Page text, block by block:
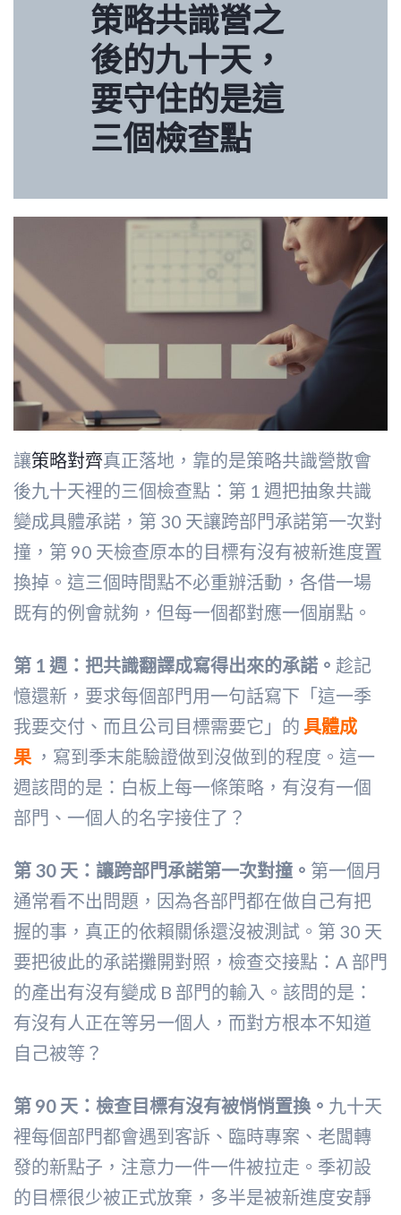
策略共識營之
後的九十天，
要守住的是這
三個檢查點
讓策略對齊真正落地，靠的是策略共識營散會
後九十天裡的三個檢查點：第 1 週把抽象共識
變成具體承諾，第 30 天讓跨部門承諾第一次對
撞，第 90 天檢查原本的目標有沒有被新進度置
換掉。這三個時間點不必重辦活動，各借一場
既有的例會就夠，但每一個都對應一個崩點。
第 1 週：把共識翻譯成寫得出來的承諾。 趁記
憶還新，要求每個部門用一句話寫下「這一季
我要交付、而且公司目標需要它」的 具體成
果 ，寫到季末能驗證做到沒做到的程度。這一
週該問的是：白板上每一條策略，有沒有一個
部門、一個人的名字接住了？
第 30 天：讓跨部門承諾第一次對撞。 第一個月
通常看不出問題，因為各部門都在做自己有把
握的事，真正的依賴關係還沒被測試。第 30 天
要把彼此的承諾攤開對照，檢查交接點：A 部門
的產出有沒有變成 B 部門的輸入。該問的是：
有沒有人正在等另一個人，而對方根本不知道
自己被等？
第 90 天：檢查目標有沒有被悄悄置換。 九十天
裡每個部門都會遇到客訴、臨時專案、老闆轉
發的新點子，注意力一件一件被拉走。季初設
的目標很少被正式放棄，多半是被新進度安靜